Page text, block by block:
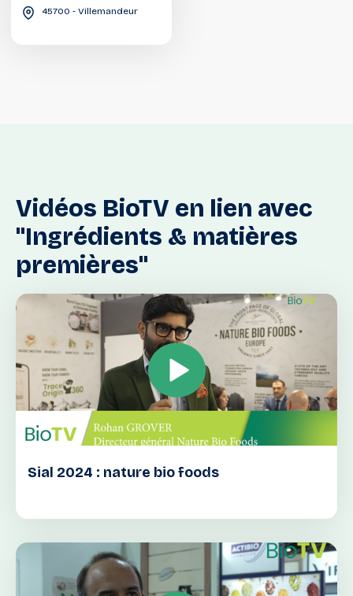
45700 - Villemandeur
Vidéos BioTV en lien avec
"Ingrédients & matières
premières"
Sial 2024 : nature bio foods